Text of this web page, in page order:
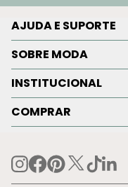
AJUDA E SUPORTE
SOBRE MODA
INSTITUCIONAL
COMPRAR